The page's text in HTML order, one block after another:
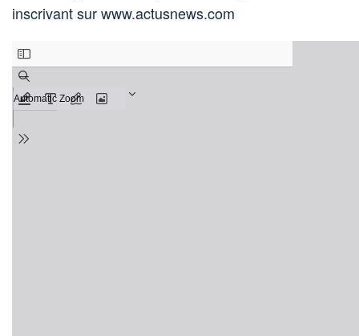
inscrivant sur www.actusnews.com